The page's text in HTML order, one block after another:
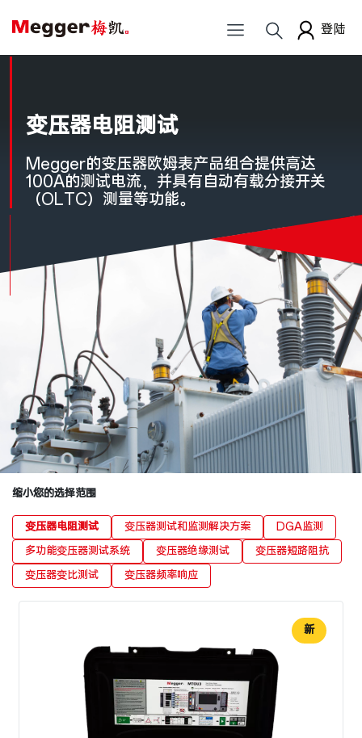
登陆
变压器电阻测试
Megger的变压器欧姆表产品组合提供高达
100A的测试电流，并具有自动有载分接开关
（OLTC）测量等功能。
缩小您的选择范围
变压器测试和监测解决方案
DGA监测
多功能变压器测试系统
变压器绝缘测试
变压器电阻测试
变压器短路阻抗
变压器变比测试
变压器频率响应
新